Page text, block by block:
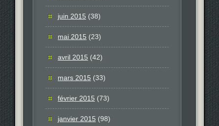
juin 2015 (38)
mai 2015 (23)
avril 2015 (42)
mars 2015 (33)
février 2015 (73)
janvier 2015 (98)